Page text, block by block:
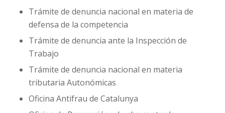
Trámite de denuncia nacional en materia de
defensa de la competencia
Trámite de denuncia ante la Inspección de
Trabajo
Trámite de denuncia nacional en materia
tributaria Autonómicas
Oficina Antifrau de Catalunya